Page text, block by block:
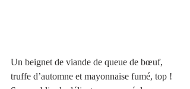
Un beignet de viande de queue de bœuf,
truffe d’automne et mayonnaise fumé, top !